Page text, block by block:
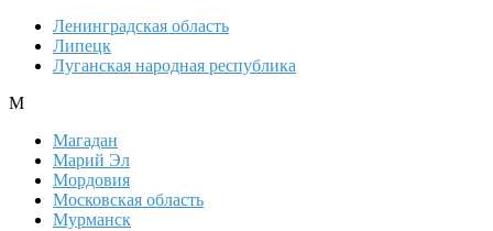
Ленинградская область
Липецк
Луганская народная республика
М
Магадан
Марий Эл
Мордовия
Московская область
Мурманск